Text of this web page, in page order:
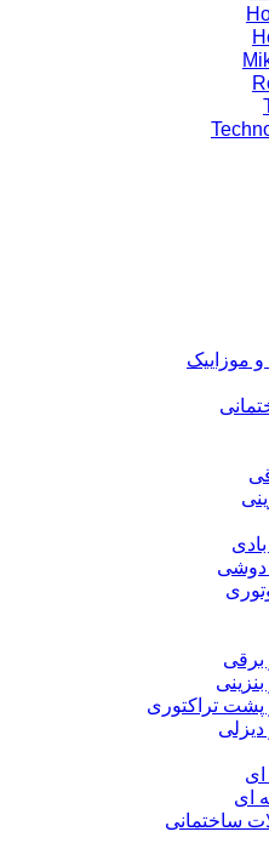
موزاییک
دوشی
برقی
پشت تراکتوری
دیزلی
ای
ساختمانی